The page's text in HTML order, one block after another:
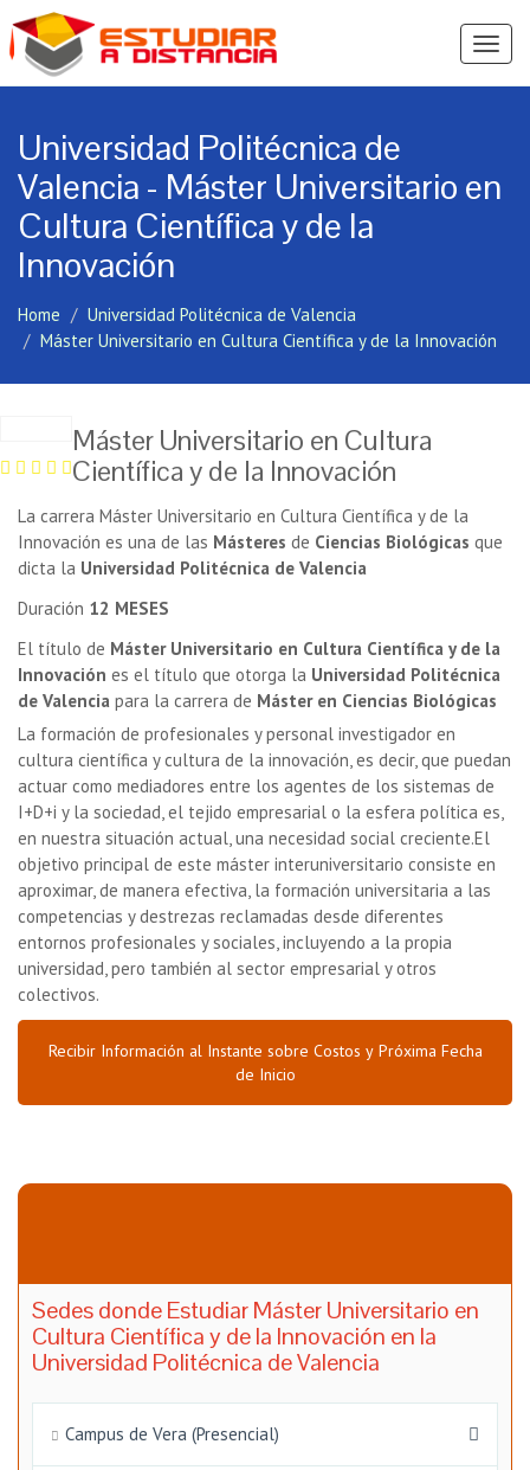
Ver
Universidad Politécnica de
Valencia - Máster Universitario en
Cultura Científica y de la
Innovación
Home
Universidad Politécnica de Valencia
Máster Universitario en Cultura Científica y de la Innovación
Máster Universitario en Cultura
Científica y de la Innovación
La carrera Máster Universitario en Cultura Científica y de la
Innovación es una de las Másteres de Ciencias Biológicas que
dicta la Universidad Politécnica de Valencia
Duración 12 MESES
El título de Máster Universitario en Cultura Científica y de la
Innovación es el título que otorga la Universidad Politécnica
de Valencia para la carrera de Máster en Ciencias Biológicas
La formación de profesionales y personal investigador en
cultura científica y cultura de la innovación, es decir, que puedan
actuar como mediadores entre los agentes de los sistemas de
I+D+i y la sociedad, el tejido empresarial o la esfera política es,
en nuestra situación actual, una necesidad social creciente.El
objetivo principal de este máster interuniversitario consiste en
aproximar, de manera efectiva, la formación universitaria a las
competencias y destrezas reclamadas desde diferentes
entornos profesionales y sociales, incluyendo a la propia
universidad, pero también al sector empresarial y otros
colectivos.
Recibir Información al Instante sobre Costos y Próxima Fecha
de Inicio
Sedes donde Estudiar Máster Universitario en
Cultura Científica y de la Innovación en la
Universidad Politécnica de Valencia
Campus de Vera (Presencial)